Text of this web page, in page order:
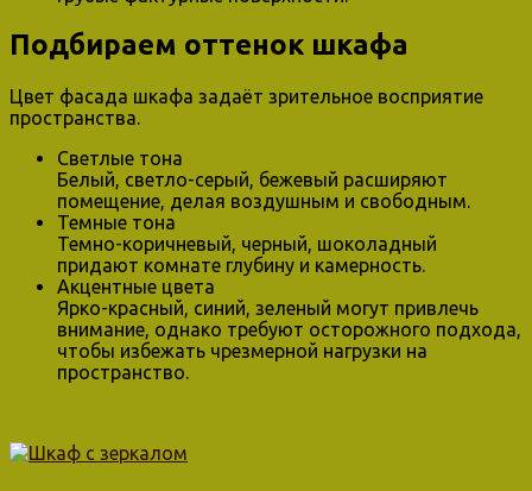
Подбираем оттенок шкафа
Цвет фасада шкафа задаёт зрительное восприятие
пространства.
Светлые тона
Белый, светло-серый, бежевый расширяют
помещение, делая воздушным и свободным.
Темные тона
Темно-коричневый, черный, шоколадный
придают комнате глубину и камерность.
Акцентные цвета
Ярко-красный, синий, зеленый могут привлечь
внимание, однако требуют осторожного подхода,
чтобы избежать чрезмерной нагрузки на
пространство.